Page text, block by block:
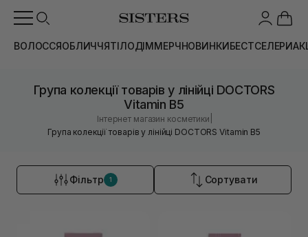
ВОЛОССЯОБЛИЧЧЯТІЛОДІММЕРЧНОВИНКИБЕСТСЕЛЕРИ
Група колекції товарів у лінійці DOCTORS
Vitamin B5
Інтернет магазин косметики
Група колекції товарів у лінійці DOCTORS Vitamin B5
Фільтр 1 Сортувати